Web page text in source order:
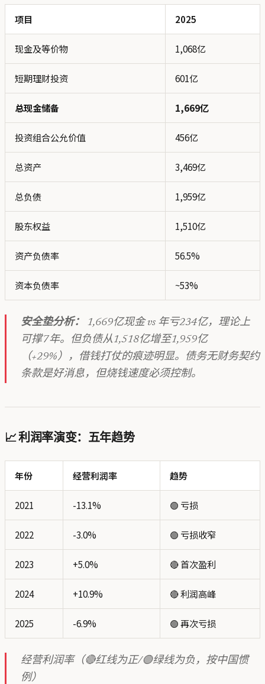
项目 2025
现金及等价物 1,068亿
短期理财投资 601亿
总现金储备 1,669亿
投资组合公允价值 456亿
总资产 3,469亿
总负债 1,959亿
股东权益 1,510亿
资产负债率 56.5%
资本负债率 ~53%
安全垫分析：
1,669亿现金 vs 年亏234亿，理论上
可撑7年。但负债从1,518亿增至1,959亿
（+29%），借钱打仗的痕迹明显。债务无财务契约
条款是好消息，但烧钱速度必须控制。
📈 利润率演变：五年趋势
年份 经营利润率 趋势
2021 -13.1% 🟢 亏损
2022 -3.0% 🟢 亏损收窄
2023 +5.0% 🔴 首次盈利
2024 +10.9% 🔴 利润高峰
2025 -6.9% 🟢 再次亏损
经营利润率（🔴红线为正/🟢绿线为负，按中国惯
例）